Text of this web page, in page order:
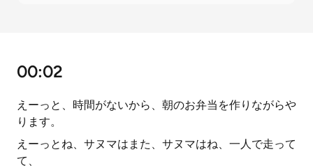
00:02
えーっと、時間がないから、朝のお弁当を作りながらや
ります。
えーっとね、サヌマはまた、サヌマはね、一人で走って
て、